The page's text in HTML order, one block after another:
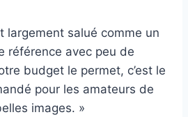
largement salué comme un
référence avec peu de
budget le permet, c’est le
pour les amateurs de
images. »